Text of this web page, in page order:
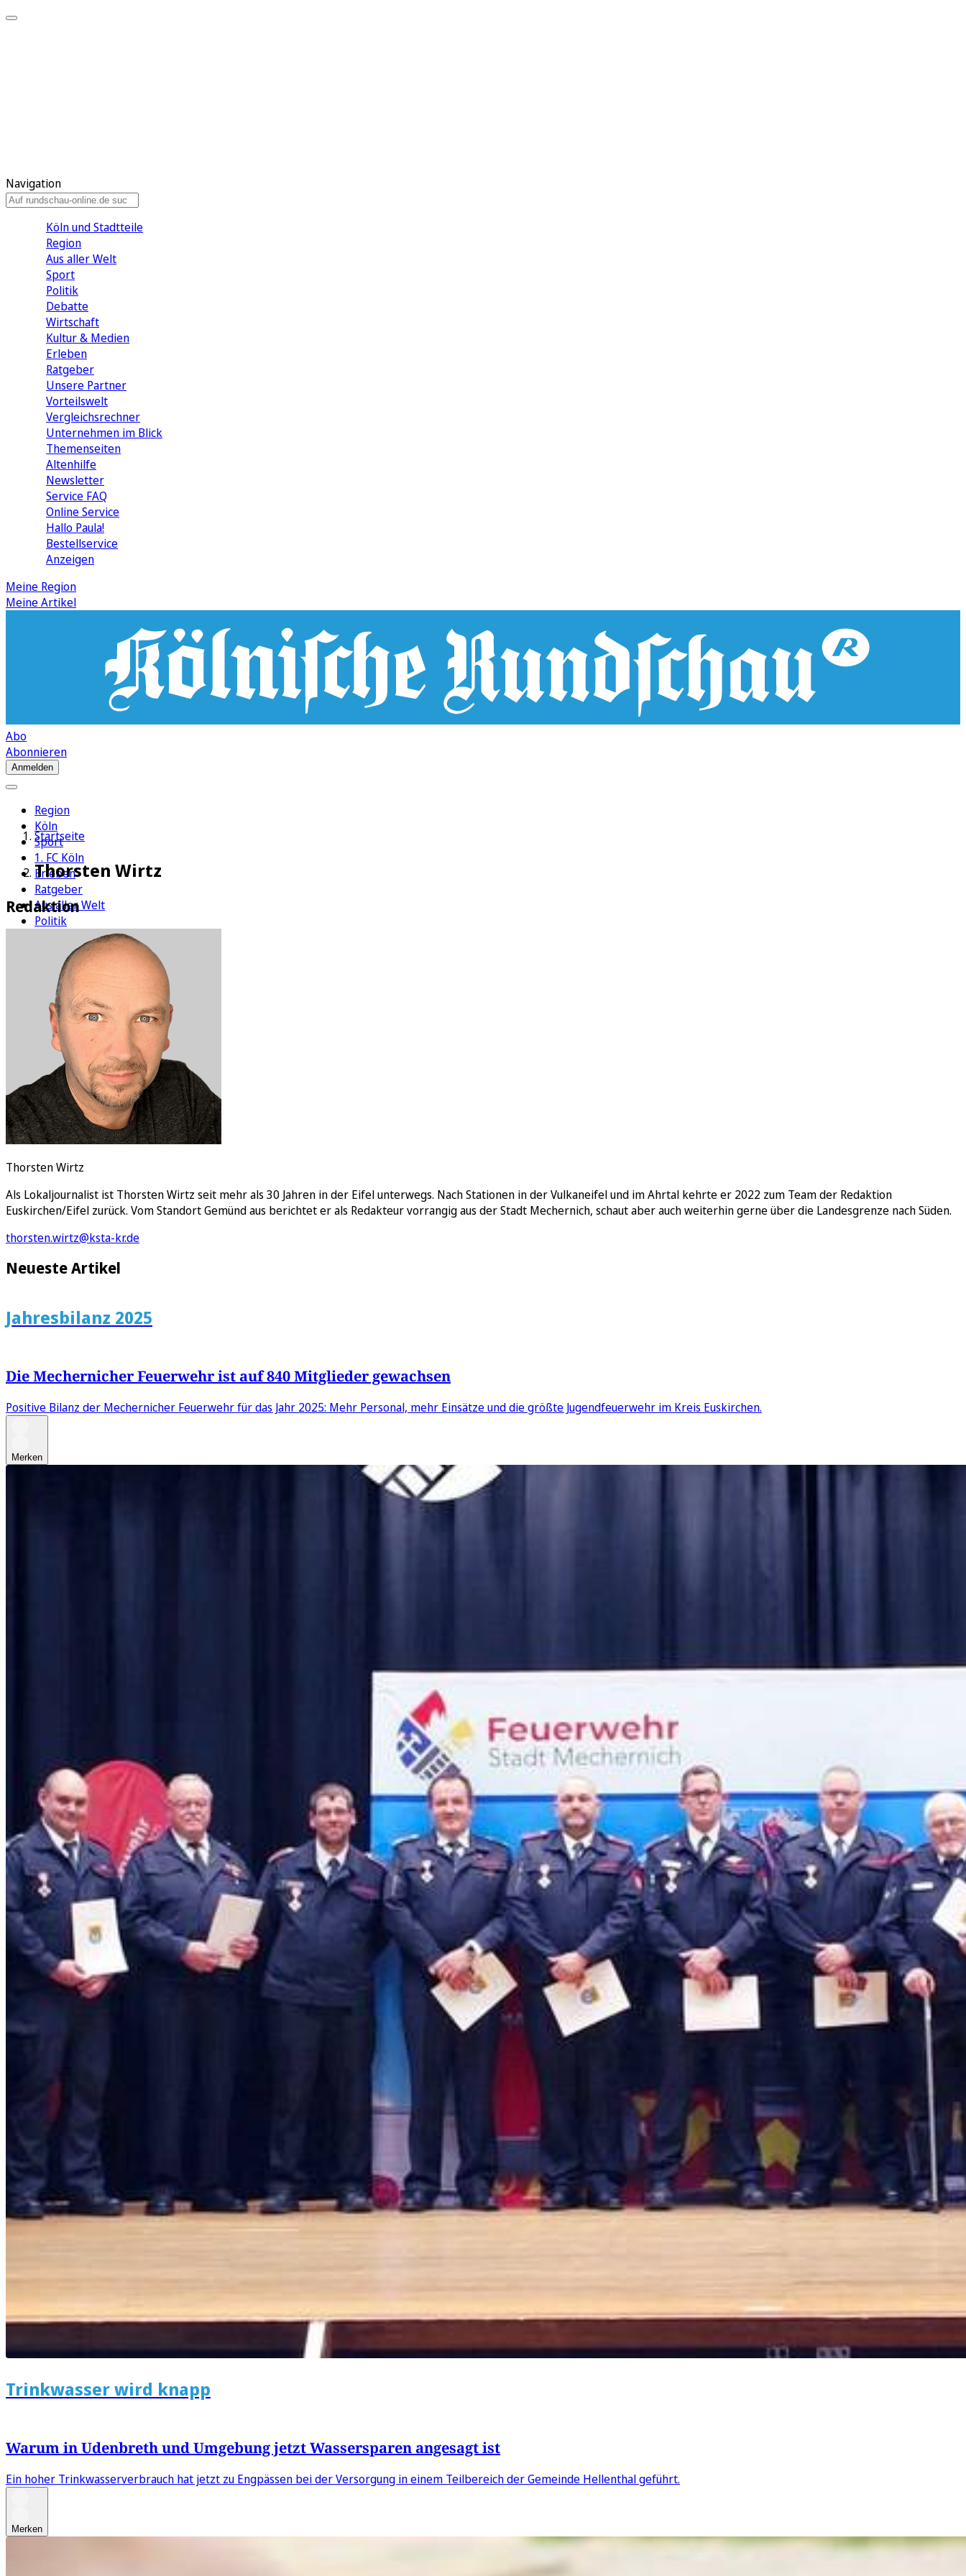
Navigation
Köln und Stadtteile
Region
Aus aller Welt
Sport
Politik
Debatte
Wirtschaft
Kultur & Medien
Erleben
Ratgeber
Unsere Partner
Vorteilswelt
Vergleichsrechner
Unternehmen im Blick
Themenseiten
Altenhilfe
Newsletter
Service FAQ
Online Service
Hallo Paula!
Bestellservice
Anzeigen
Meine Region
Meine Artikel
Abo
Abonnieren
Anmelden
Region
Köln
Sport
1. FC Köln
Erleben
Ratgeber
Aus aller Welt
Politik
Newsletter
E-Paper
Startseite
Thorsten Wirtz
Redaktion
Thorsten Wirtz
Als Lokaljournalist ist Thorsten Wirtz seit mehr als 30 Jahren in der Eifel unterwegs. Nach Stationen in der Vulkaneifel und im Ahrtal kehrte er 2022 zum Team der Redaktion
Euskirchen/Eifel zurück. Vom Standort Gemünd aus berichtet er als Redakteur vorrangig aus der Stadt Mechernich, schaut aber auch weiterhin gerne über die Landesgrenze nach Süden.
thorsten.wirtz@ksta-kr.de
Neueste Artikel
Jahresbilanz 2025
Die Mechernicher Feuerwehr ist auf 840 Mitglieder gewachsen
Positive Bilanz der Mechernicher Feuerwehr für das Jahr 2025: Mehr Personal, mehr Einsätze und die größte Jugendfeuerwehr im Kreis Euskirchen.
Merken
Trinkwasser wird knapp
Warum in Udenbreth und Umgebung jetzt Wassersparen angesagt ist
Ein hoher Trinkwasserverbrauch hat jetzt zu Engpässen bei der Versorgung in einem Teilbereich der Gemeinde Hellenthal geführt.
Merken